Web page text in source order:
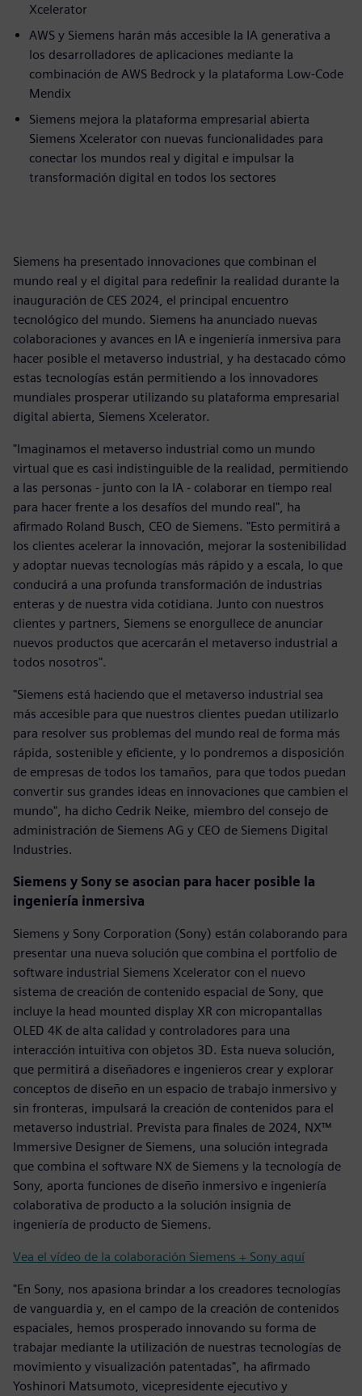
Xcelerator
AWS y Siemens harán más accesible la IA generativa a
los desarrolladores de aplicaciones mediante la
combinación de AWS Bedrock y la plataforma Low-Code
Mendix
Siemens mejora la plataforma empresarial abierta
Siemens Xcelerator con nuevas funcionalidades para
conectar los mundos real y digital e impulsar la
transformación digital en todos los sectores
Siemens ha presentado innovaciones que combinan el
mundo real y el digital para redefinir la realidad durante la
inauguración de CES 2024, el principal encuentro
tecnológico del mundo. Siemens ha anunciado nuevas
colaboraciones y avances en IA e ingeniería inmersiva para
hacer posible el metaverso industrial, y ha destacado cómo
estas tecnologías están permitiendo a los innovadores
mundiales prosperar utilizando su plataforma empresarial
digital abierta, Siemens Xcelerator.
"Imaginamos el metaverso industrial como un mundo
virtual que es casi indistinguible de la realidad, permitiendo
a las personas - junto con la IA - colaborar en tiempo real
para hacer frente a los desafíos del mundo real", ha
afirmado Roland Busch, CEO de Siemens. "Esto permitirá a
los clientes acelerar la innovación, mejorar la sostenibilidad
y adoptar nuevas tecnologías más rápido y a escala, lo que
conducirá a una profunda transformación de industrias
enteras y de nuestra vida cotidiana. Junto con nuestros
clientes y partners, Siemens se enorgullece de anunciar
nuevos productos que acercarán el metaverso industrial a
todos nosotros".
"Siemens está haciendo que el metaverso industrial sea
más accesible para que nuestros clientes puedan utilizarlo
para resolver sus problemas del mundo real de forma más
rápida, sostenible y eficiente, y lo pondremos a disposición
de empresas de todos los tamaños, para que todos puedan
convertir sus grandes ideas en innovaciones que cambien el
mundo", ha dicho Cedrik Neike, miembro del consejo de
administración de Siemens AG y CEO de Siemens Digital
Industries.
Siemens y Sony se asocian para hacer posible la
ingeniería inmersiva
Siemens y Sony Corporation (Sony) están colaborando para
presentar una nueva solución que combina el portfolio de
software industrial Siemens Xcelerator con el nuevo
sistema de creación de contenido espacial de Sony, que
incluye la head mounted display XR con micropantallas
OLED 4K de alta calidad y controladores para una
interacción intuitiva con objetos 3D. Esta nueva solución,
que permitirá a diseñadores e ingenieros crear y explorar
conceptos de diseño en un espacio de trabajo inmersivo y
sin fronteras, impulsará la creación de contenidos para el
metaverso industrial. Prevista para finales de 2024, NX™
Immersive Designer de Siemens, una solución integrada
que combina el software NX de Siemens y la tecnología de
Sony, aporta funciones de diseño inmersivo e ingeniería
colaborativa de producto a la solución insignia de
ingeniería de producto de Siemens.
Vea el vídeo de la colaboración Siemens + Sony aquí
"En Sony, nos apasiona brindar a los creadores tecnologías
de vanguardia y, en el campo de la creación de contenidos
espaciales, hemos prosperado innovando su forma de
trabajar mediante la utilización de nuestras tecnologías de
movimiento y visualización patentadas", ha afirmado
Yoshinori Matsumoto, vicepresidente ejecutivo y